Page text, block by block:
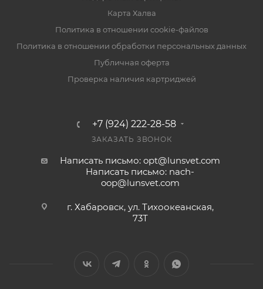
Карта Халва
Политика в отношении cookie-файлов
Политика в отношении обработки персональных данных
Публичная оферта
Проверка наличия картриджей
+7 (924) 222-28-58
ЗАКАЗАТЬ ЗВОНОК
Написать письмо: opt@lunsvet.com
Написать письмо: nach-
oop@lunsvet.com
г. Хабаровск, ул. Тихоокеанская,
73Т